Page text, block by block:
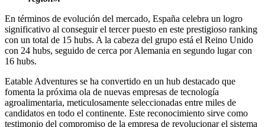
En términos de evolución del mercado, España celebra un logro
significativo al conseguir el tercer puesto en este prestigioso ranking
con un total de 15 hubs. A la cabeza del grupo está el Reino Unido
con 24 hubs, seguido de cerca por Alemania en segundo lugar con
16 hubs.
Eatable Adventures se ha convertido en un hub destacado que
fomenta la próxima ola de nuevas empresas de tecnología
agroalimentaria, meticulosamente seleccionadas entre miles de
candidatos en todo el continente. Este reconocimiento sirve como
testimonio del compromiso de la empresa de revolucionar el sistema